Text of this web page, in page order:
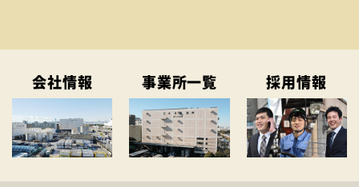
会社情報 事業所一覧 採用情報